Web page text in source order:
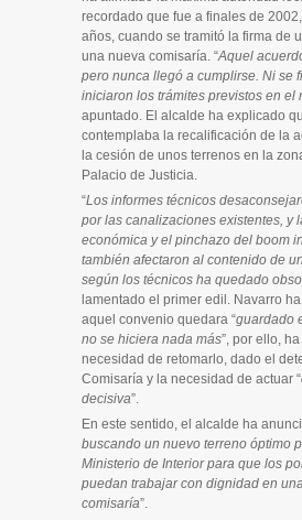
recordado que fue a finales de
años, cuando se tramitó la firma de
una nueva comisaría. “Aquel
pero nunca llegó a cumplirse. Ni se
iniciaron los trámites previstos en el
apuntado. El alcalde ha explicado
contemplaba la recalificación de la
la cesión de unos terrenos en la
Palacio de Justicia.
“Los informes técnicos
por las canalizaciones existentes, y
económica y el pinchazo del boom
también afectaron al contenido de
según los técnicos ha quedado
lamentado el primer edil. Navarro
aquel convenio quedara “guardado
no se hiciera nada más”, por ello,
necesidad de retomarlo, dado el
Comisaría y la necesidad de actuar “
decisiva”.
En este sentido, el alcalde ha
buscando un nuevo terreno óptimo
Ministerio de Interior para que los
puedan trabajar con dignidad en
comisaría”.